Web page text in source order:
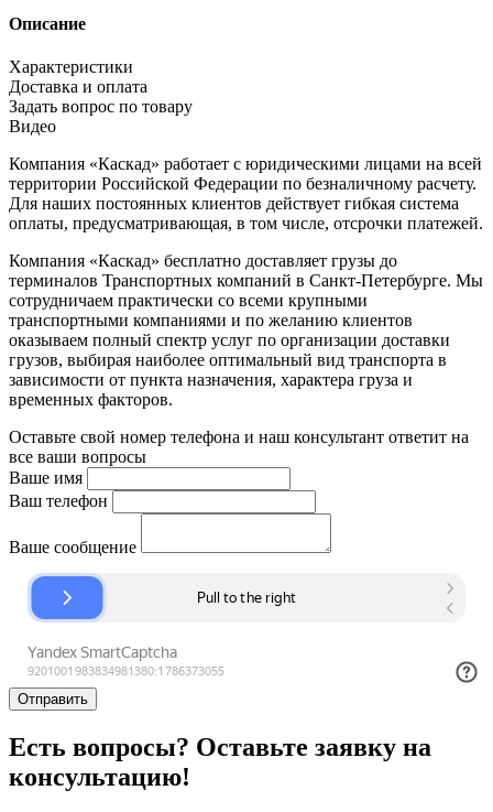
Описание
Характеристики
Доставка и оплата
Задать вопрос по товару
Видео
Компания «Каскад» работает с юридическими лицами на всей
территории Российской Федерации по безналичному расчету.
Для наших постоянных клиентов действует гибкая система
оплаты, предусматривающая, в том числе, отсрочки платежей.
Компания «Каскад» бесплатно доставляет грузы до
терминалов Транспортных компаний в Санкт-Петербурге. Мы
сотрудничаем практически со всеми крупными
транспортными компаниями и по желанию клиентов
оказываем полный спектр услуг по организации доставки
грузов, выбирая наиболее оптимальный вид транспорта в
зависимости от пункта назначения, характера груза и
временных факторов.
Оставьте свой номер телефона и наш консультант ответит на
все ваши вопросы
Ваше имя
Ваш телефон
Ваше сообщение
Отправить
Есть вопросы? Оставьте заявку на
консультацию!